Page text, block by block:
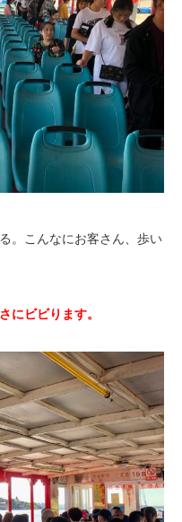
。こんなにお客さん、歩い
にビビります。